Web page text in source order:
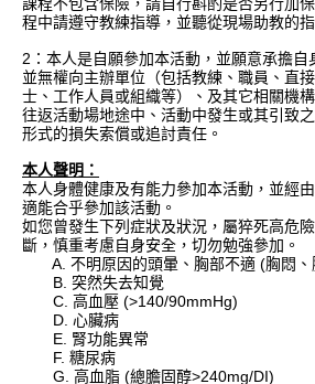
程中請遵守教練指導，並聽從現場助教的指
2：本人是自願參加本活動，並願意承擔自
並無權向主辦單位（包括教練、職員、直
士、工作人員或組織等）、及其它相關機
往返活動場地途中、活動中發生或其引致
形式的損失索償或追討責任。
本人聲明：
本人身體健康及有能力參加本活動，並經
適能合乎參加該活動。
如您曾發生下列症狀及狀況，屬猝死高危
斷，慎重考慮自身安全，切勿勉強參加。
A. 不明原因的頭暈、胸部不適 (胸悶、
B. 突然失去知覺
C. 高血壓 (>140/90mmHg)
D. 心臟病
E. 腎功能異常
F. 糖尿病
G. 高血脂 (總膽固醇>240mg/DI)